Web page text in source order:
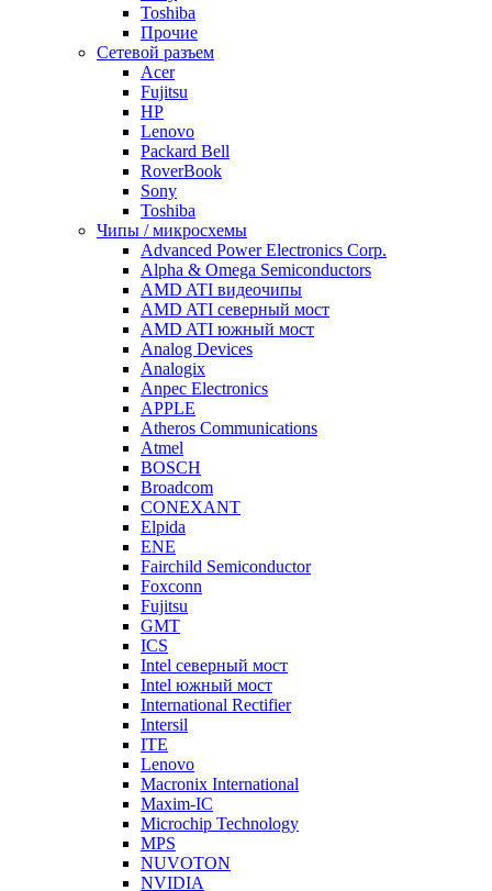
Toshiba
Прочие
Сетевой разъем
Acer
Fujitsu
HP
Lenovo
Packard Bell
RoverBook
Sony
Toshiba
Чипы / микросхемы
Advanced Power Electronics Corp.
Alpha & Omega Semiconductors
AMD ATI видеочипы
AMD ATI северный мост
AMD ATI южный мост
Analog Devices
Analogix
Anpec Electronics
APPLE
Atheros Communications
Atmel
BOSCH
Broadcom
CONEXANT
Elpida
ENE
Fairchild Semiconductor
Foxconn
Fujitsu
GMT
ICS
Intel северный мост
Intel южный мост
International Rectifier
Intersil
ITE
Lenovo
Macronix International
Maxim-IC
Microchip Technology
MPS
NUVOTON
NVIDIA